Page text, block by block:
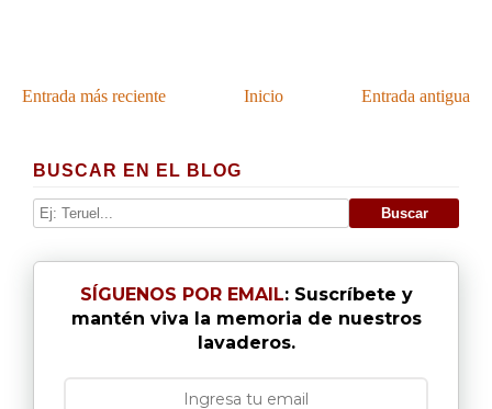
Entrada más reciente Entrada antigua
Inicio
BUSCAR EN EL BLOG
SÍGUENOS POR EMAIL: Suscríbete y
mantén viva la memoria de nuestros
lavaderos.